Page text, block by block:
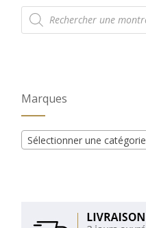
Recherche
de
produits
Marques
Sélectionner une catégorie